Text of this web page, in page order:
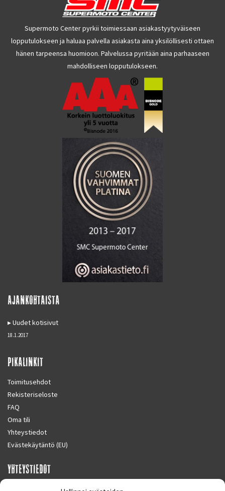
Supermoto Center pyrkii toimiessaan asiakastyytyväiseen
lopputulokseen ja haluaa palvella asiakasta aina yksilöllisesti ottaen
hänen tarpeensa huomioon. Palvelussa pyritään aina parhaaseen
mahdolliseen lopputulokseen.
AJANKOHTAISTA
Uudet kotisivut
18.1.2017
PIKALINKIT
Toimitusehdot
Rekisteriseloste
FAQ
Oma tili
Yhteystiedot
Evästekäytäntö (EU)
YHTEYSTIEDOT
SUPERMOTO CENTER